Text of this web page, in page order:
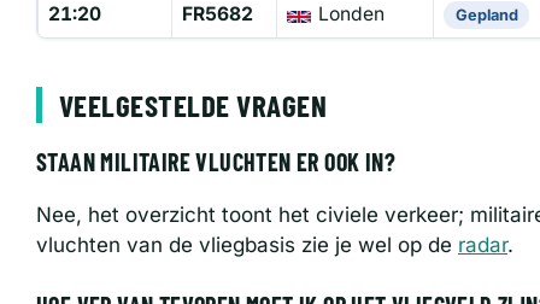
21:20 FR5682 Londen Gepland
VEELGESTELDE VRAGEN
STAAN MILITAIRE VLUCHTEN ER OOK IN?
Nee, het overzicht toont het civiele verkeer;
vluchten van de vliegbasis zie je wel op de radar.